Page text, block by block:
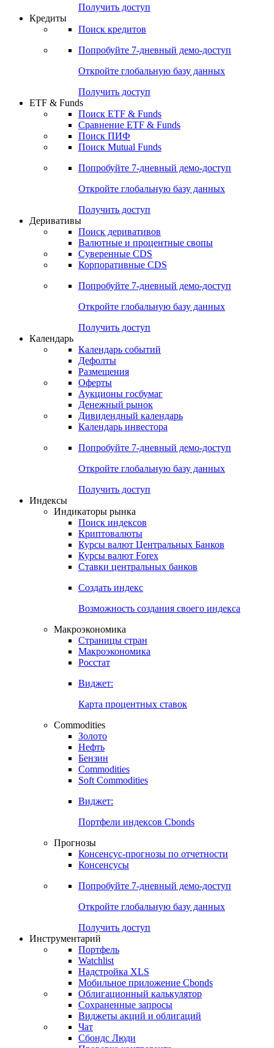
Получить доступ
Кредиты
Поиск кредитов
Попробуйте 7-дневный демо-доступ
Откройте глобальную базу данных
Получить доступ
ETF & Funds
Поиск ETF & Funds
Сравнение ETF & Funds
Поиск ПИФ
Поиск Mutual Funds
Попробуйте 7-дневный демо-доступ
Откройте глобальную базу данных
Получить доступ
Деривативы
Поиск деривативов
Валютные и процентные свопы
Суверенные CDS
Корпоративные CDS
Попробуйте 7-дневный демо-доступ
Откройте глобальную базу данных
Получить доступ
Календарь
Календарь событий
Дефолты
Размещения
Оферты
Аукционы госбумаг
Денежный рынок
Дивидендный календарь
Календарь инвестора
Попробуйте 7-дневный демо-доступ
Откройте глобальную базу данных
Получить доступ
Индексы
Индикаторы рынка
Поиск индексов
Криптовалюты
Курсы валют Центральных Банков
Курсы валют Forex
Ставки центральных банков
Создать индекс
Возможность создания своего индекса
Макроэкономика
Страницы стран
Макроэкономика
Росстат
Виджет:
Карта процентных ставок
Commodities
Золото
Нефть
Бензин
Commodities
Soft Commodities
Виджет:
Портфели индексов Cbonds
Прогнозы
Консенсус-прогнозы по отчетности
Консенсусы
Попробуйте 7-дневный демо-доступ
Откройте глобальную базу данных
Получить доступ
Инструментарий
Портфель
Watchlist
Надстройка XLS
Мобильное приложение Cbonds
Облигационный калькулятор
Сохраненные запросы
Виджеты акций и облигаций
Чат
Сбондс Люди